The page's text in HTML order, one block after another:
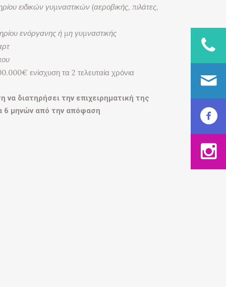
ειδικών γυμναστικών (αεροβικής, πιλάτες,
ενόργανης ή μη γυμναστικής
ενίσχυση τα 2 τελευταία χρόνια
διατηρήσει την επιχειρηματική της
6 μηνών από την απόφαση